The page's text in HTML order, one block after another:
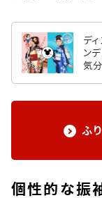
デ
ン
気
ふ
個性的な振